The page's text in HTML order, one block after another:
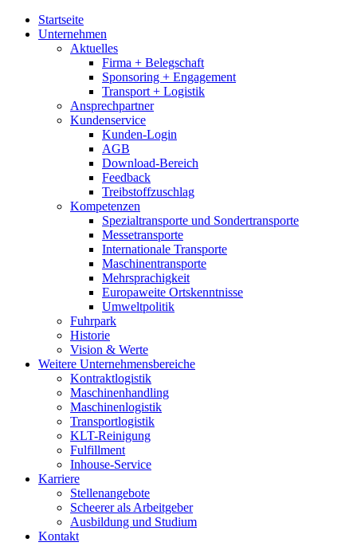
Startseite
Unternehmen
Aktuelles
Firma + Belegschaft
Sponsoring + Engagement
Transport + Logistik
Ansprechpartner
Kundenservice
Kunden-Login
AGB
Download-Bereich
Feedback
Treibstoffzuschlag
Kompetenzen
Spezialtransporte und Sondertransporte
Messetransporte
Internationale Transporte
Maschinentransporte
Mehrsprachigkeit
Europaweite Ortskenntnisse
Umweltpolitik
Fuhrpark
Historie
Vision & Werte
Weitere Unternehmensbereiche
Kontraktlogistik
Maschinenhandling
Maschinenlogistik
Transportlogistik
KLT-Reinigung
Fulfillment
Inhouse-Service
Karriere
Stellenangebote
Scheerer als Arbeitgeber
Ausbildung und Studium
Kontakt